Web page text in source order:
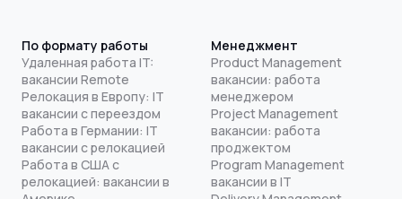
По формату работы
Удаленная работа IT:
вакансии Remote
Релокация в Европу: IT
вакансии с переездом
Работа в Германии: IT
вакансии с релокацией
Работа в США с
релокацией: вакансии в
Менеджмент
Product Management
вакансии: работа
менеджером
Project Management
вакансии: работа
проджектом
Program Management
вакансии в IT